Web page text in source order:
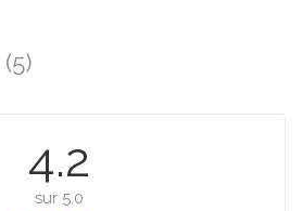
(5)
4.2
sur 5.0